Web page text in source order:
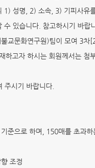
성명, 2) 소속, 3) 기피사유
있습니다. 참고하시기 바랍
교문화연구원)팀이 모여 3
고자 하시는 회원께서는
주시기 바랍니다.
으로 하며, 150매를 초과
조정